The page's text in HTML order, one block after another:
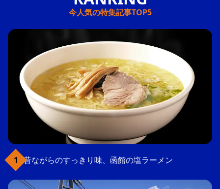
今人気の特集記事TOP5
昔ながらのすっきり味、函館の塩ラーメン